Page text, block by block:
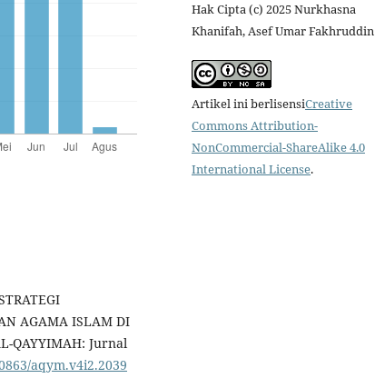
AGAMA ISLAM DI
QAYYIMAH: Jurnal
aqym.v4i2.2039
Hak Cipta (c) 2025 Nurkhasna
Khanifah, Asef Umar Fakhruddin
Artikel ini berlisensiCreative
Commons Attribution-
NonCommercial-ShareAlike 4.0
International License.